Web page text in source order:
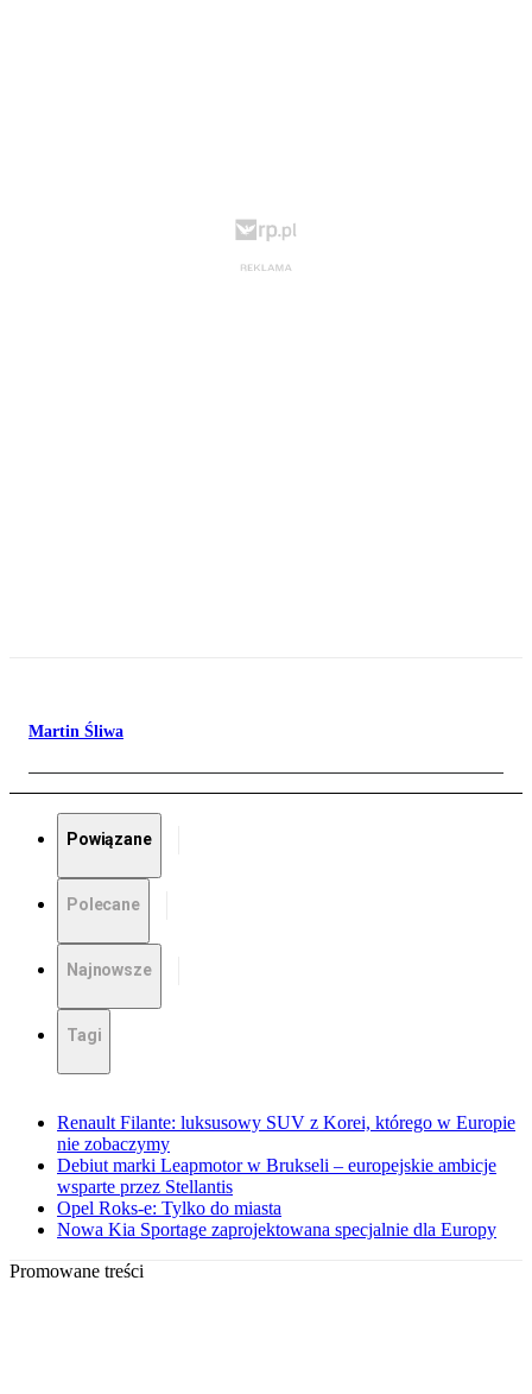
Martin Śliwa
Powiązane
Polecane
Najnowsze
Tagi
Renault Filante: luksusowy SUV z Korei, którego w Europie
nie zobaczymy
Debiut marki Leapmotor w Brukseli – europejskie ambicje
wsparte przez Stellantis
Opel Roks-e: Tylko do miasta
Nowa Kia Sportage zaprojektowana specjalnie dla Europy
Promowane treści